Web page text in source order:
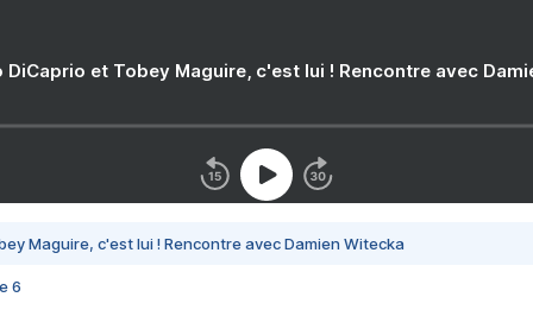
DiCaprio et Tobey Maguire, c'est lui ! Rencontre avec
Maguire, c'est lui ! Rencontre avec Damien Witecka
6